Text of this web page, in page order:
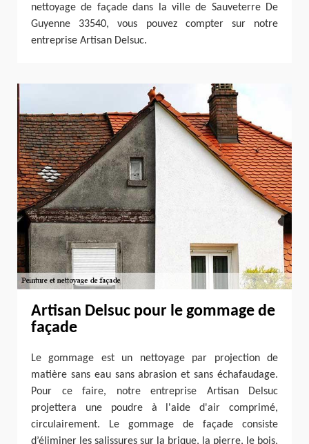
nettoyage de façade dans la ville de Sauveterre De
Guyenne 33540, vous pouvez compter sur notre
entreprise Artisan Delsuc.
Artisan Delsuc pour le gommage de
façade
Le gommage est un nettoyage par projection de
matière sans eau sans abrasion et sans échafaudage.
Pour ce faire, notre entreprise Artisan Delsuc
projettera une poudre à l'aide d'air comprimé,
circulairement. Le gommage de façade consiste
d’éliminer les salissures sur la brique, la pierre, le bois,